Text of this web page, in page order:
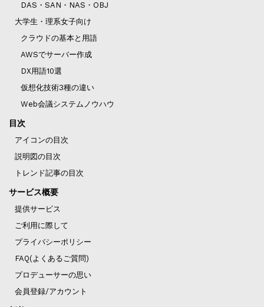
DAS・SAN・NAS・OBJ
大学生・理系女子向け
クラウドの基本と用語
AWSでサーバー作成
DX用語10選
仮想化技術3種の違い
Web会議システムノウハウ
目次
アイコンの目次
説明図の目次
トレンド記事の目次
サービス概要
提供サービス
ご利用に際して
プライバシーポリシー
FAQ(よくあるご質問)
プロデューサーの思い
会員登録/アカウント